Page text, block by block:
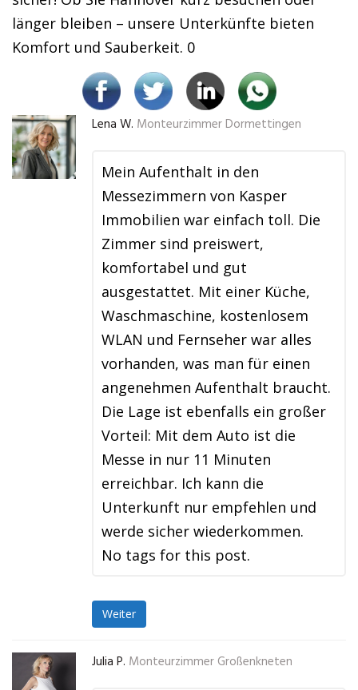
länger bleiben – unsere Unterkünfte bieten
Komfort und Sauberkeit. 0
Lena W. Monteurzimmer Dormettingen
Mein Aufenthalt in den
Messezimmern von Kasper
Immobilien war einfach toll. Die
Zimmer sind preiswert,
komfortabel und gut
ausgestattet. Mit einer Küche,
Waschmaschine, kostenlosem
WLAN und Fernseher war alles
vorhanden, was man für einen
angenehmen Aufenthalt braucht.
Die Lage ist ebenfalls ein großer
Vorteil: Mit dem Auto ist die
Messe in nur 11 Minuten
erreichbar. Ich kann die
Unterkunft nur empfehlen und
werde sicher wiederkommen.
No tags for this post.
Weiter
Julia P. Monteurzimmer Großenkneten